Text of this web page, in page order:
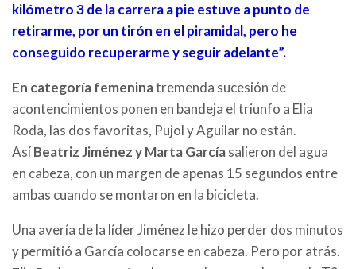
kilómetro 3 de la carrera a pie estuve a punto de
retirarme, por un tirón en el piramidal, pero he
conseguido recuperarme y seguir adelante”.
En categoría femeninatremenda sucesión de
acontencimientos ponen en bandeja el triunfo a Elia
Roda, las dos favoritas, Pujol y Aguilar no están.
AsíBeatriz Jiménez y Marta Garcíasalieron del agua
en cabeza, con un margen de apenas 15 segundos entre
ambas cuando se montaron en la bicicleta.
Una avería de la líder Jiménez le hizo perder dos minutos
y permitió a García colocarse en cabeza. Pero por atrás.